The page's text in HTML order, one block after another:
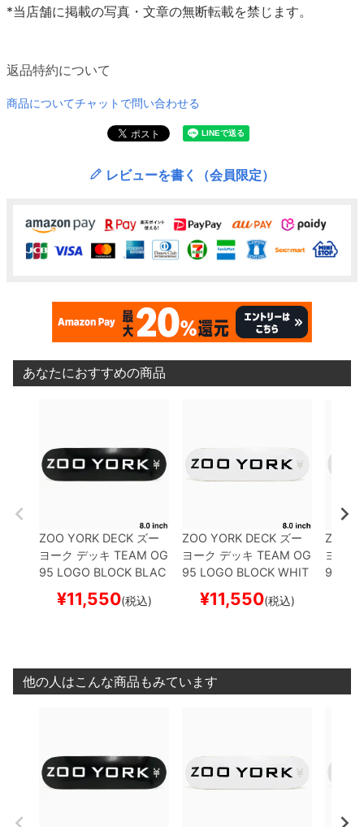
*当店舗に掲載の写真・文章の無断転載を禁じます。
返品特約について
商品についてチャットで問い合わせる
レビューを書く（会員限定）
あなたにおすすめの商品
ZOO YORK DECK ズー
ヨーク デッキ TEAM OG
95 LOGO BLOCK BLAC
K 8.0 スケートボード ス
ケボー
¥11,550(税込)
ZOO YORK DECK ズー
ヨーク デッキ TEAM OG
95 LOGO BLOCK WHIT
E 8.0 スケートボード ス
ケボー
¥11,550(税込)
ZOO
ヨーク
95
他の人はこんな商品もみています